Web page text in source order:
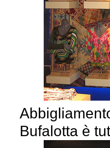
Bufalotta è